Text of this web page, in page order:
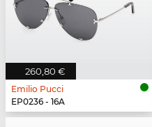
260,80 €
Emilio Pucci
EP0236 - 16A